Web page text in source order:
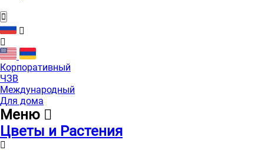
Корпоративный
ЧЗВ
Международный
Для дома
Меню
Цветы и Растения